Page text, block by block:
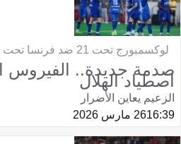
لوكسمبورج تحت 21 ضد فرنسا تحت 21
صدمة جديدة.. الفيروس
اصطياد الهلال
الزعيم يعاين الأضرار
16:3926 مارس 2026